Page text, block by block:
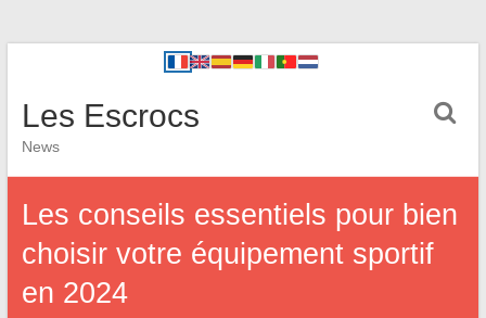
Les Escrocs
News
Les conseils essentiels pour bien
choisir votre équipement sportif
en 2024